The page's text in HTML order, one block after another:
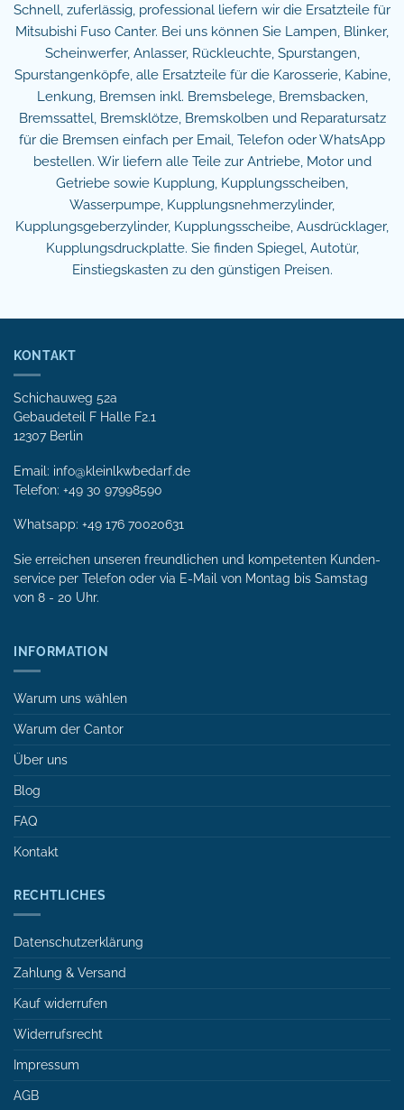
Schnell, zuferlässig, professional liefern wir die Ersatzteile für
Mitsubishi Fuso Canter. Bei uns können Sie Lampen, Blinker,
Scheinwerfer, Anlasser, Rückleuchte, Spurstangen,
Spurstangenköpfe, alle Ersatzteile für die Karosserie, Kabine,
Lenkung, Bremsen inkl. Bremsbelege, Bremsbacken,
Bremssattel, Bremsklötze, Bremskolben und Reparatursatz
für die Bremsen einfach per Email, Telefon oder WhatsApp
bestellen. Wir liefern alle Teile zur Antriebe, Motor und
Getriebe sowie Kupplung, Kupplungsscheiben,
Wasserpumpe, Kupplungsnehmerzylinder,
Kupplungsgeberzylinder, Kupplungsscheibe, Ausdrücklager,
Kupplungsdruckplatte. Sie finden Spiegel, Autotür,
Einstiegskasten zu den günstigen Preisen.
KONTAKT
Schichauweg 52a
Gebaudeteil F Halle F2.1
12307 Berlin
Email: info@kleinlkwbedarf.de
Telefon: +49 30 97998590
Whatsapp: +49 176 70020631
Sie erreichen unseren freundlichen und kompetenten Kunden­
service per Tele­fon oder via E-Mail von Mon­tag bis Samstag
von 8 - 20 Uhr.
INFORMATION
Warum uns wählen
Warum der Cantor
Über uns
Blog
FAQ
Kontakt
RECHTLICHES
Datenschutzerklärung
Zahlung & Versand
Kauf widerrufen
Widerrufsrecht
Impressum
AGB